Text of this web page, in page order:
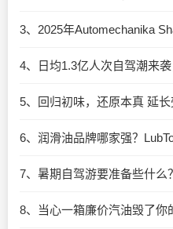
4、日均1.3亿人次自驾潮来
5、回归初味，还原本真 延
6、润滑油品牌哪家强？
7、暑期自驾游要准备些什么？
8、当心一箱廉价汽油毁了你